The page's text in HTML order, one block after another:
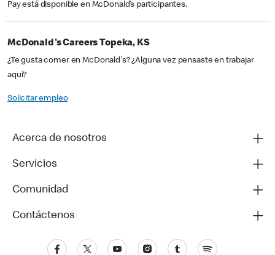
Pay está disponible en McDonald’s participantes.
McDonald's Careers Topeka, KS
¿Te gusta comer en McDonald's? ¿Alguna vez pensaste en trabajar
aquí?
Solicitar empleo
Acerca de nosotros
Servicios
Comunidad
Contáctenos